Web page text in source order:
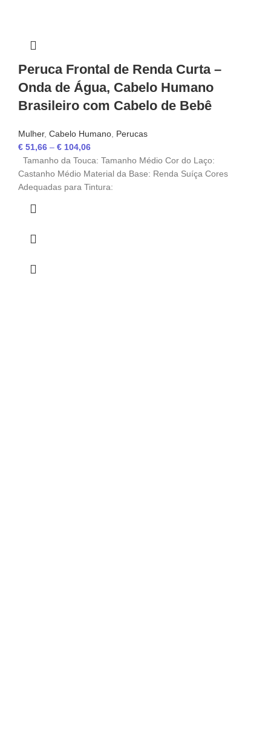
Peruca Frontal de Renda Curta –
Onda de Água, Cabelo Humano
Brasileiro com Cabelo de Bebê
Mulher, Cabelo Humano, Perucas
€ 51,66 – € 104,06
Tamanho da Touca: Tamanho Médio Cor do Laço:
Castanho Médio Material da Base: Renda Suíça Cores
Adequadas para Tintura: